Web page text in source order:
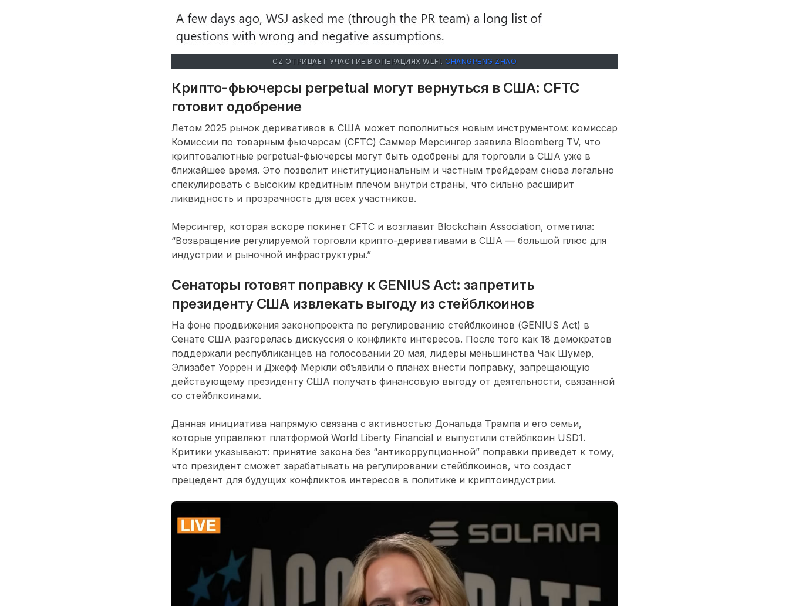
CZ ОТРИЦАЕТ УЧАСТИЕ В ОПЕРАЦИЯХ WLFI. CHANGPENG ZHAO
Крипто-фьючерсы perpetual могут вернуться в США: CFTC
готовит одобрение
Летом 2025 рынок деривативов в США может пополниться новым инструментом: комиссар
Комиссии по товарным фьючерсам (CFTC) Саммер Мерсингер заявила Bloomberg TV, что
криптовалютные perpetual-фьючерсы могут быть одобрены для торговли в США уже в
ближайшее время. Это позволит институциональным и частным трейдерам снова легально
спекулировать с высоким кредитным плечом внутри страны, что сильно расширит
ликвидность и прозрачность для всех участников.
Мерсингер, которая вскоре покинет CFTC и возглавит Blockchain Association, отметила:
“Возвращение регулируемой торговли крипто-деривативами в США — большой плюс для
индустрии и рыночной инфраструктуры.”
Сенаторы готовят поправку к GENIUS Act: запретить
президенту США извлекать выгоду из стейблкоинов
На фоне продвижения законопроекта по регулированию стейблкоинов (GENIUS Act) в
Сенате США разгорелась дискуссия о конфликте интересов. После того как 18 демократов
поддержали республиканцев на голосовании 20 мая, лидеры меньшинства Чак Шумер,
Элизабет Уоррен и Джефф Меркли объявили о планах внести поправку, запрещающую
действующему президенту США получать финансовую выгоду от деятельности, связанной
со стейблкоинами.
Данная инициатива напрямую связана с активностью Дональда Трампа и его семьи,
которые управляют платформой World Liberty Financial и выпустили стейблкоин USD1.
Критики указывают: принятие закона без “антикоррупционной” поправки приведет к тому,
что президент сможет зарабатывать на регулировании стейблкоинов, что создаст
прецедент для будущих конфликтов интересов в политике и криптоиндустрии.